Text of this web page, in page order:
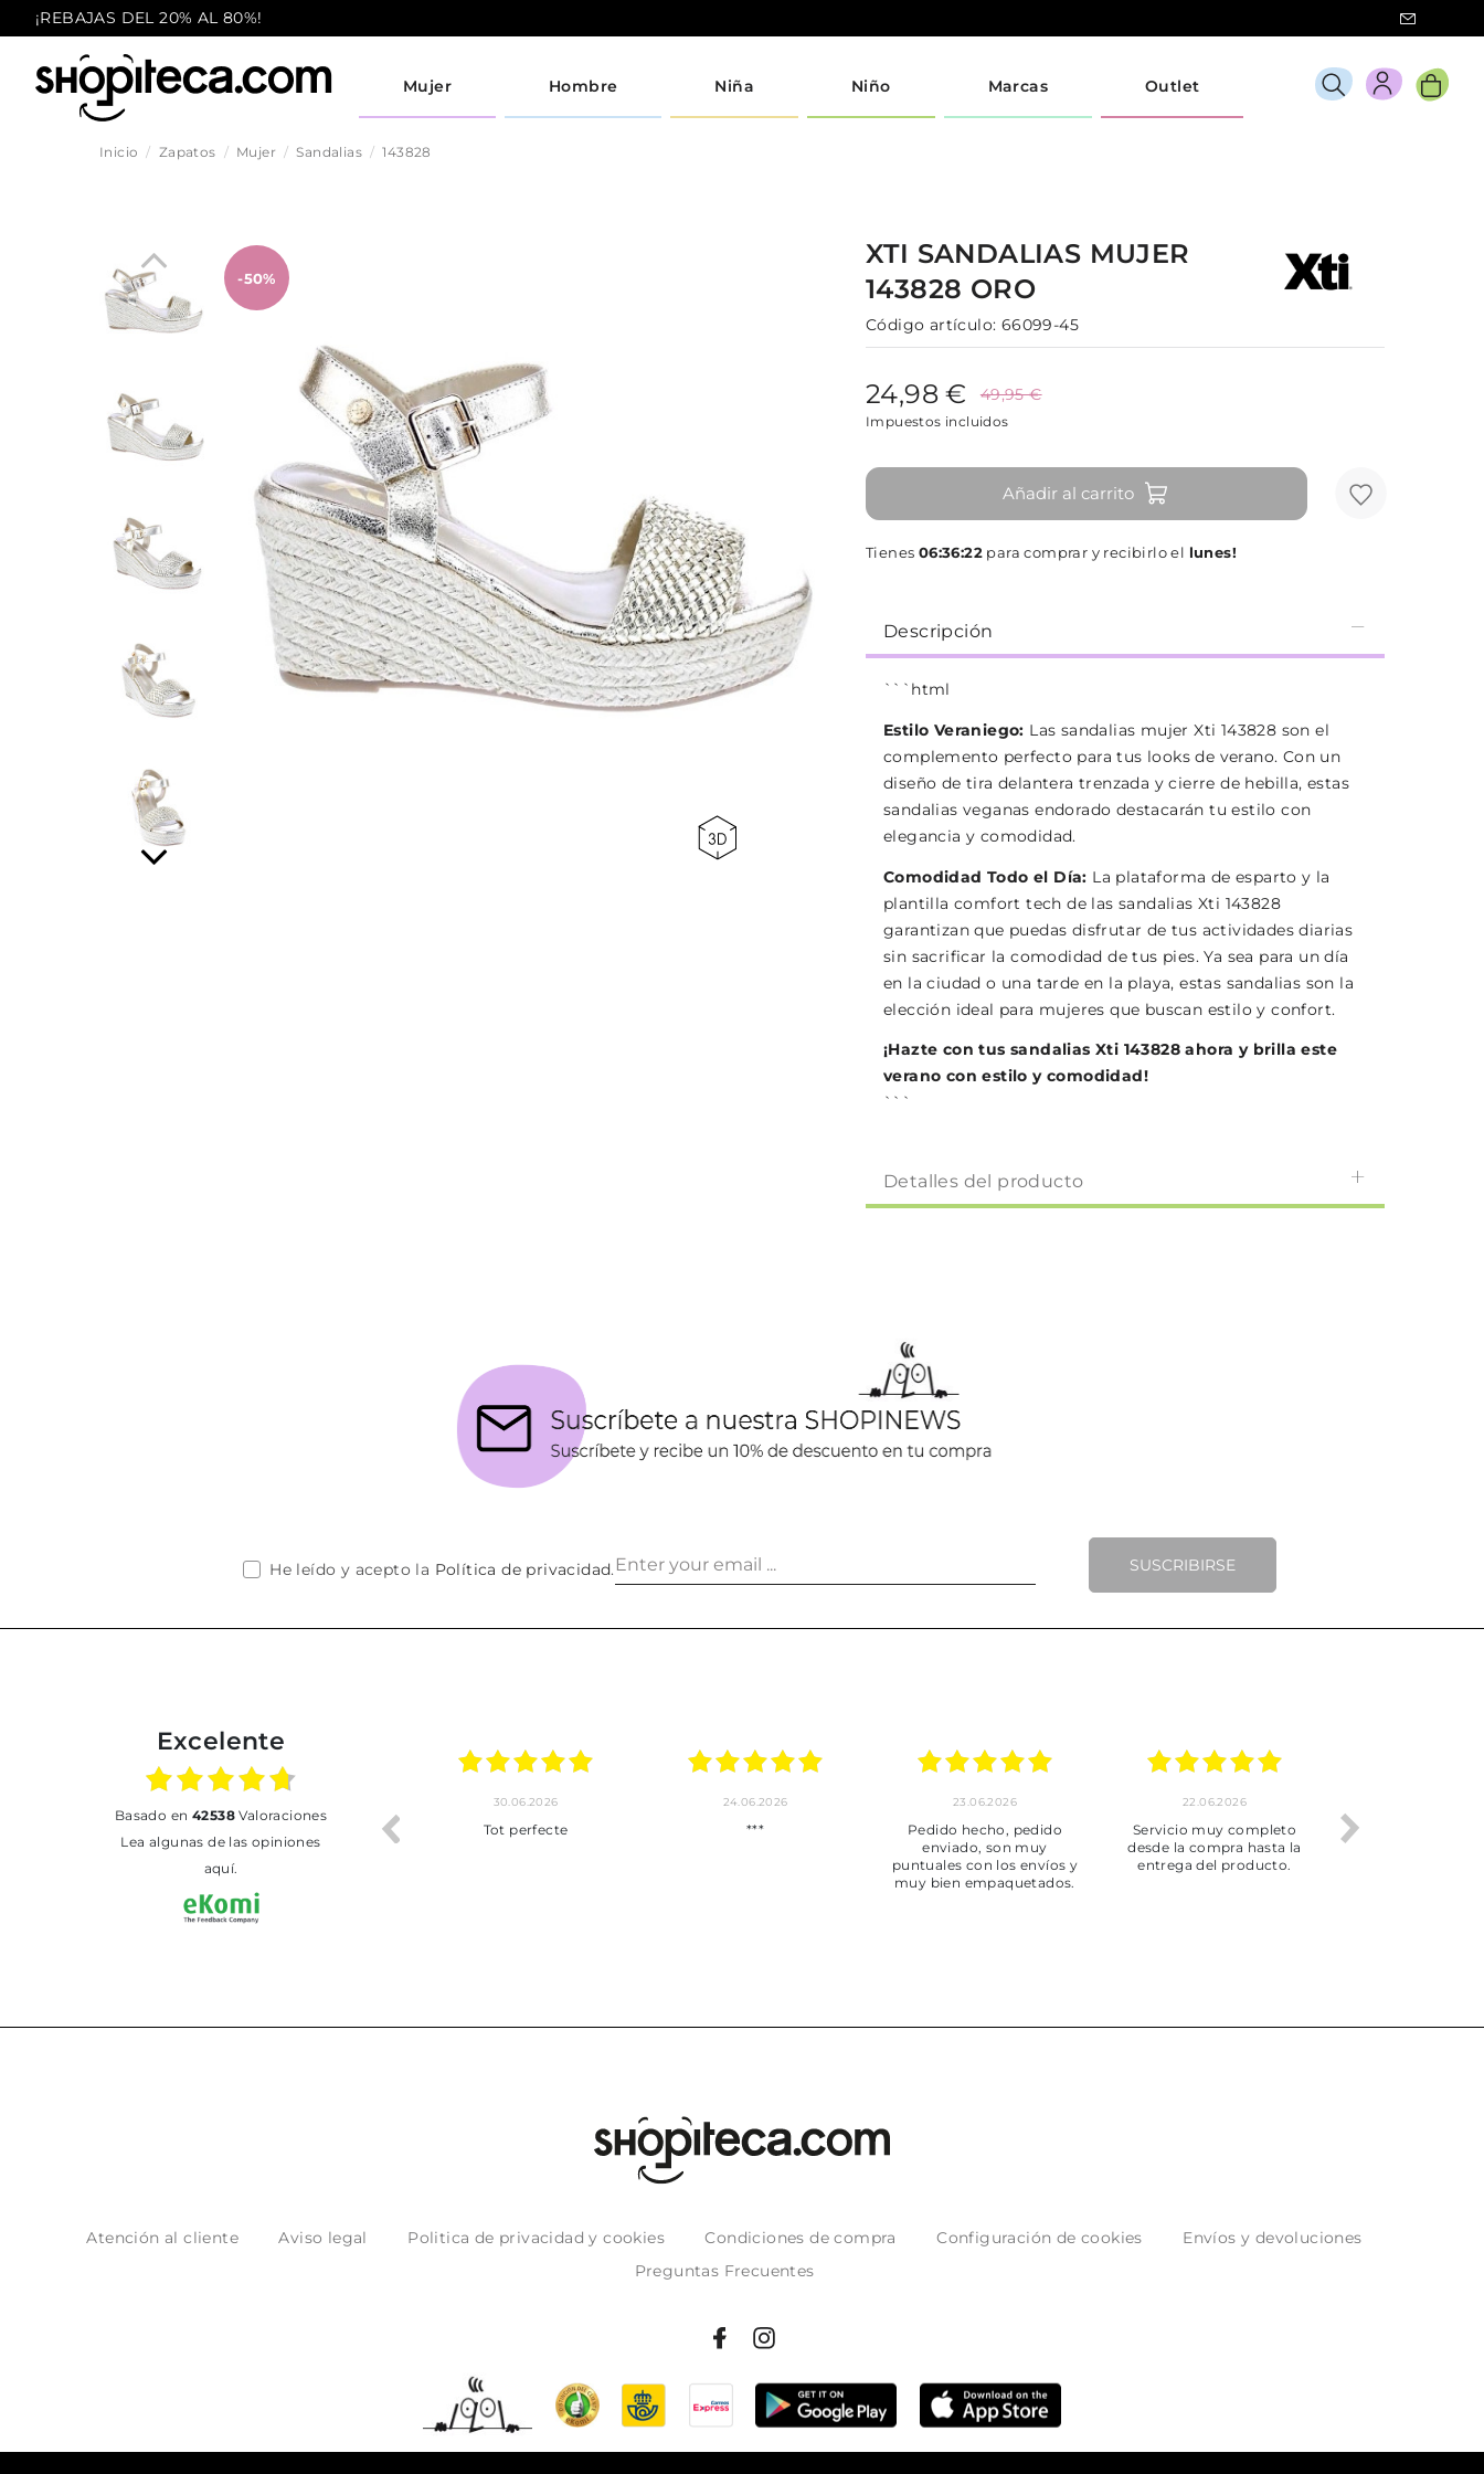
¡REBAJAS DEL 20% AL 80%!
Mujer Hombre Niña Niño Marcas Outlet
Inicio Zapatos Mujer Sandalias 143828
-50%
XTI SANDALIAS MUJER
143828 ORO
Código artículo: 66099-45
24,98 € 49,95 €
Impuestos incluidos
Añadir al carrito
Tienes 06:36:21para comprar y recibirlo el lunes!
Descripción
```html
Estilo Veraniego: Las sandalias mujer Xti 143828 son el
complemento perfecto para tus looks de verano. Con un
diseño de tira delantera trenzada y cierre de hebilla, estas
sandalias veganas endorado destacarán tu estilo con
elegancia y comodidad.
Comodidad Todo el Día: La plataforma de esparto y la
plantilla comfort tech de las sandalias Xti 143828
garantizan que puedas disfrutar de tus actividades diarias
sin sacrificar la comodidad de tus pies. Ya sea para un día
en la ciudad o una tarde en la playa, estas sandalias son la
elección ideal para mujeres que buscan estilo y confort.
¡Hazte con tus sandalias Xti 143828 ahora y brilla este
verano con estilo y comodidad!
```
Detalles del producto
SUSCRIBIRSE
He leído y acepto la Política de privacidad.
Excelente
basado en 42538Valoraciones
Lea algunas de las opiniones
aquí.
30.06.2026
Tot perfecte
24.06.2026
***
23.06.2026
Pedido hecho, pedido
enviado, son muy
puntuales con los envíos y
muy bien empaquetados.
22.06.2026
Servicio muy completo
desde la compra hasta la
entrega del producto.
Atención al cliente Aviso legal Politica de privacidad y cookies Condiciones de compra Configuración de cookies
Envíos y devoluciones
Preguntas Frecuentes